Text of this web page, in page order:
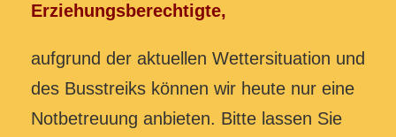
Erziehungsberechtigte,
aufgrund der aktuellen Wettersituation und
des Busstreiks können wir heute nur eine
Notbetreuung anbieten. Bitte lassen Sie